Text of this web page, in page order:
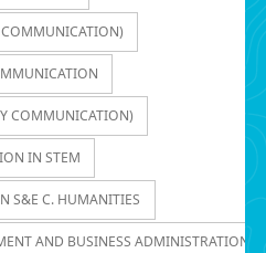
COMMUNICATION)
IN STEM
S&E C. HUMANITIES
AND BUSINESS ADMINISTRATION